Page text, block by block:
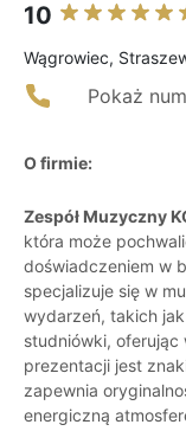
10
Wągrowiec,
Pokaż
O firmie:
Zespół Muzyczny
która może
doświadczeniem w
specjalizuje się w
wydarzeń, takich
studniówki, oferując
prezentacji jest
zapewnia
energiczną